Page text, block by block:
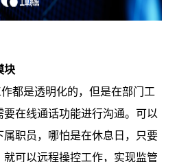
块
都是透明化的，但是在部门工
在线通话功能进行沟通。可以
职员，哪怕是在休息日，只要
可以远程操控工作，实现监管